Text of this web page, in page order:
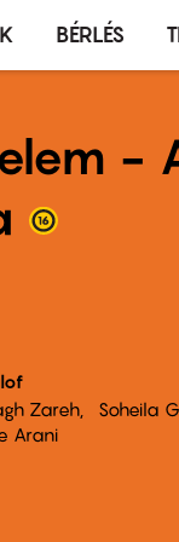
BÉRLÉS
-
Zareh Soheila
Arani